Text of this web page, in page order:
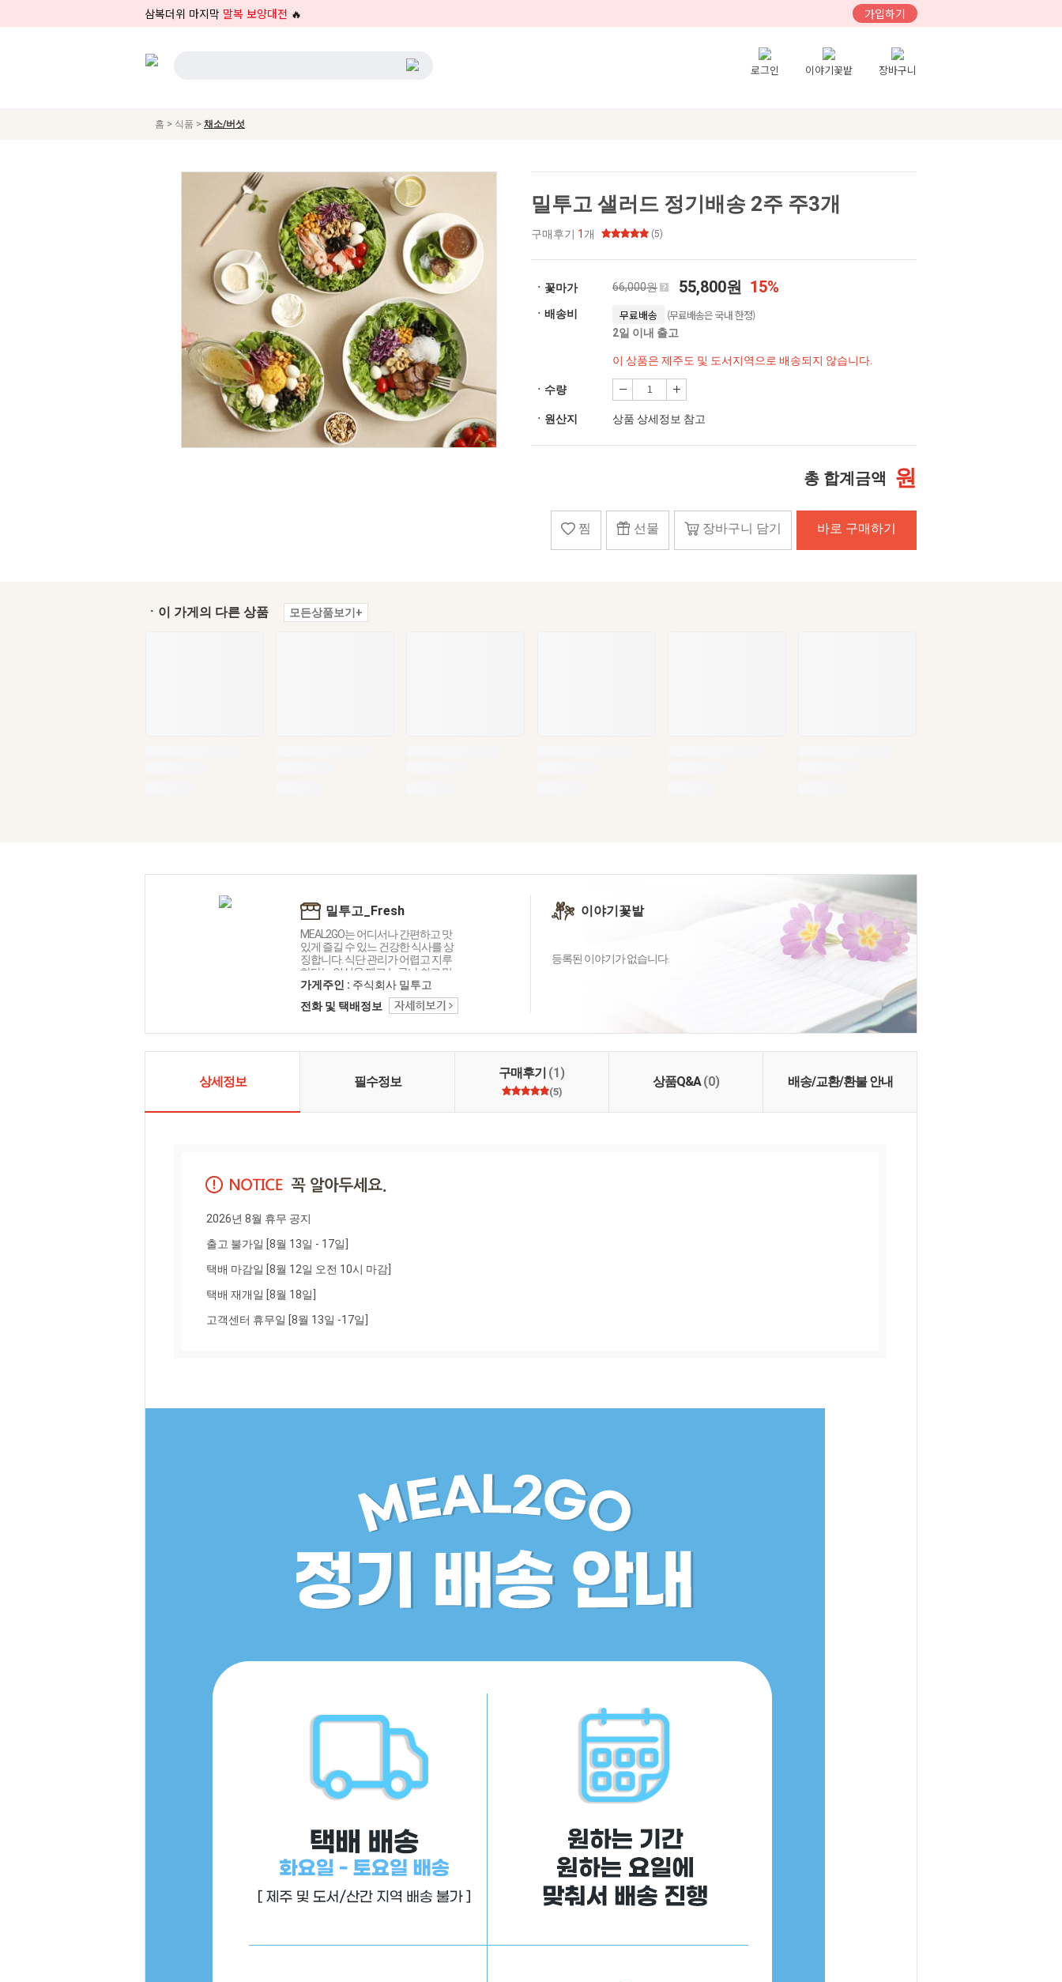
삼복더위 마지막 말복 보양대전 🔥 가입하기
로그인 이야기꽃밭 장바구니
홈 > 식품 > 채소/버섯
밀투고 샐러드 정기배송 2주 주3개
구매후기 1 개 (5)
ㆍ꽃마가 66,000원 55,800원 15%
ㆍ배송비 무료배송 (무료배송은 국내 한정)
2일 이내 출고
이 상품은 제주도 및 도서지역으로 배송되지 않습니다.
ㆍ수량
ㆍ원산지 상품 상세정보 참고
총 합계금액 원
찜 선물 장바구니 담기 바로 구매하기
ㆍ이 가게의 다른 상품 모든상품보기+
밀투고_Fresh
MEAL2GO는 어디서나 간편하고 맛
있게 즐길 수 있느 건강한 식사를 상
징합니다. 식단 관리가 어렵고 지루
하다는 인식을 깨고 누구나 쉽고 맛
있게 즐길 수 있는 식단 솔루션을 만
드는 것을 목표로 합니다. 단순한 식
단 브랜드를 넘어 고객들에게 지속
션을 제시합니다. 우리의 브랜드는
가게주인 : 주식회사 밀투고
전화 및 택배정보
이야기꽃밭
등록된 이야기가 없습니다.
상세정보 필수정보
구매후기 (1)
(5)
상품Q&A(0) 배송/교환/환불 안내
2026년 8월 휴무 공지
출고 불가일 [8월 13일 - 17일]
택배 마감일 [8월 12일 오전 10시 마감]
택배 재개일 [8월 18일]
고객센터 휴무일 [8월 13일 -17일]